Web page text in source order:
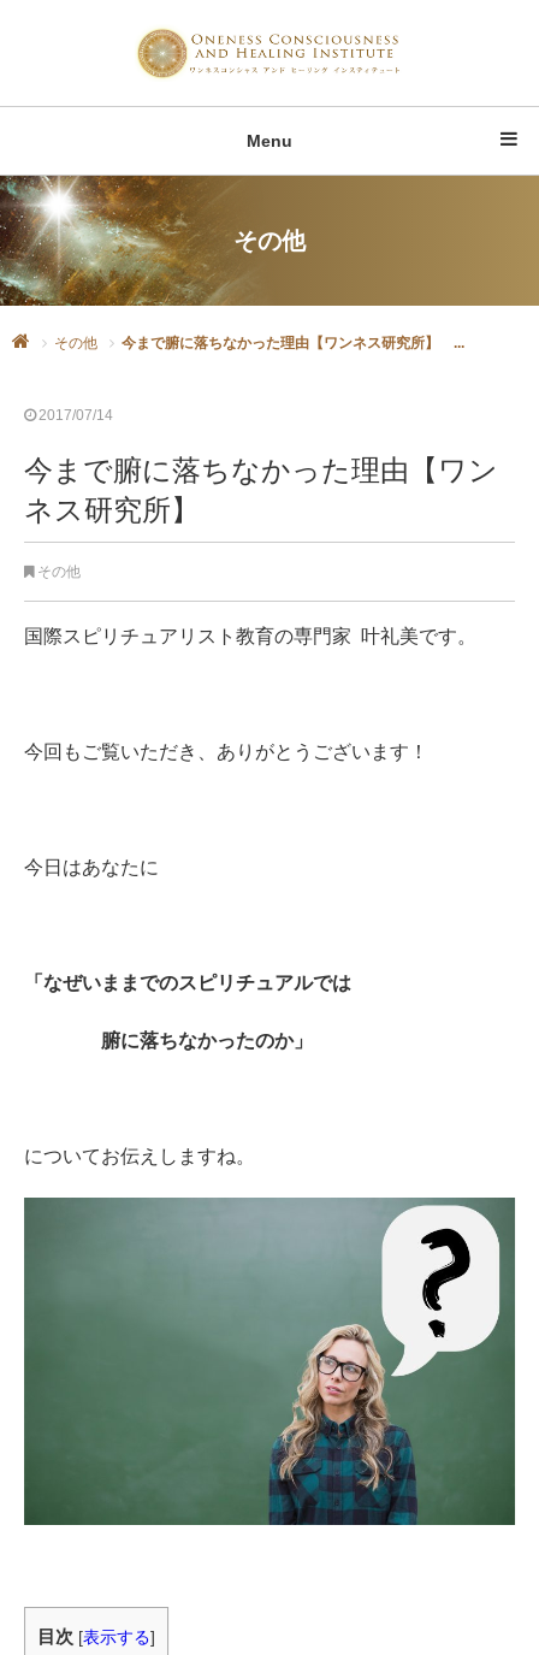
Menu
その他
その他 今まで腑に落ちなかった理由【ワンネス研究所】 ...
2017/07/14
今まで腑に落ちなかった理由【ワン
ネス研究所】
その他
国際スピリチュアリスト教育の専門家 叶礼美です。
今回もご覧いただき、ありがとうございます！
今日はあなたに
「なぜいままでのスピリチュアルでは
腑に落ちなかったのか」
についてお伝えしますね。
目次 [表示する]